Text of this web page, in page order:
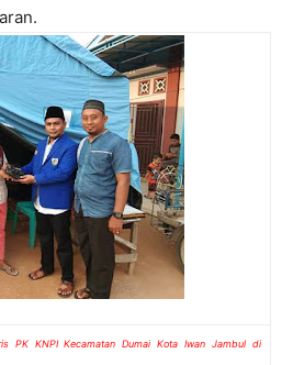
PK KNPI Kecamatan Dumai Kota Iwan Jambul di